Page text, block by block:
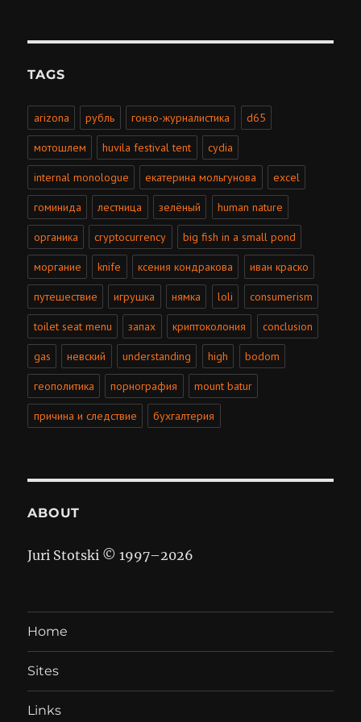
TAGS
arizona рубль гонзо-журналистика d65
мотошлем huvila festival tent cydia
internal monologue екатерина мольгунова excel
гоминида лестница зелёный human nature
органика cryptocurrency big fish in a small pond
моргание knife ксения кондракова иван краско
путешествие игрушка нямка loli consumerism
toilet seat menu запах криптоколония conclusion
gas невский understanding high bodom
геополитика порнография mount batur
причина и следствие бухгалтерия
ABOUT
Juri Stotski © 1997–2026
Home
Sites
Links